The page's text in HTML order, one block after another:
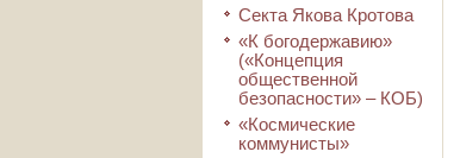
Секта Якова Кротова
«К богодержавию»
(«Концепция
общественной
безопасности» – КОБ)
«Космические
коммунисты»